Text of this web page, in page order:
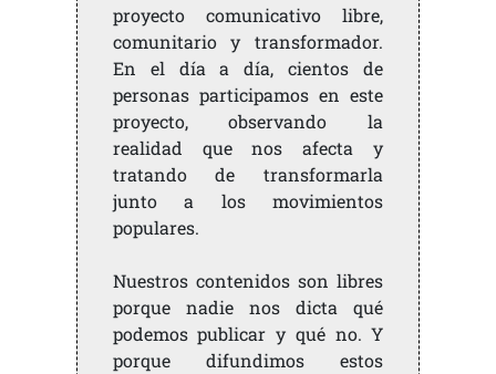
proyecto comunicativo libre,
comunitario y transformador.
En el día a día, cientos de
personas participamos en este
proyecto, observando la
realidad que nos afecta y
tratando de transformarla
junto a los movimientos
populares.
Nuestros contenidos son libres
porque nadie nos dicta qué
podemos publicar y qué no. Y
porque difundimos estos